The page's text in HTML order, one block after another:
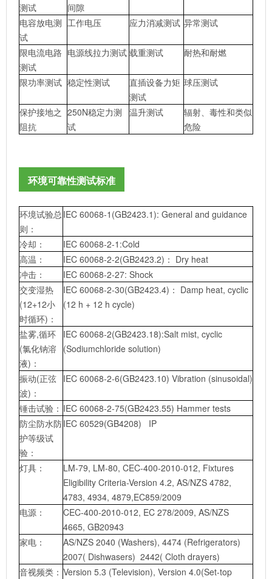
测试
间隙
电容放电测
试
工作电压 应力消减测试 异常测试
限电流电路
测试
电源线拉力测试 载重测试 耐热和耐燃
限功率测试 稳定性测试
直插设备力矩
测试
球压测试
保护接地之
阻抗
250N稳定力测
试
温升测试
辐射、毒性和类似
危险
环境可靠性测试标准
环境试验总
则：
IEC 60068-1(GB2423.1): General and guidance
冷却：
IEC 60068-2-1:Cold
高温：
IEC 60068-2-2(GB2423.2)： Dry heat
冲击：
IEC 60068-2-27: Shock
交变湿热
(12+12小
时循环)：
IEC 60068-2-30(GB2423.4)： Damp heat, cyclic
(12 h + 12 h cycle)
盐雾,循环
(氯化钠溶
液)：
IEC 60068-2(GB2423.18):Salt mist, cyclic
(Sodiumchloride solution)
振动(正弦
波)：
IEC 60068-2-6(GB2423.10) Vibration (sinusoidal)
锤击试验： IEC 60068-2-75(GB2423.55) Hammer tests
防尘防水防
护等级试
验：
IEC 60529(GB4208) IP
灯具：
LM-79, LM-80, CEC-400-2010-012, Fixtures
Eligibility Criteria-Version 4.2, AS/NZS 4782,
4783, 4934, 4879,EC859/2009
电源：
CEC-400-2010-012, EC 278/2009, AS/NZS
4665, GB20943
家电：
AS/NZS 2040 (Washers), 4474 (Refrigerators)
2007( Dishwasers) 2442( Cloth drayers)
音视频类： Version 5.3 (Television), Version 4.0(Set-top